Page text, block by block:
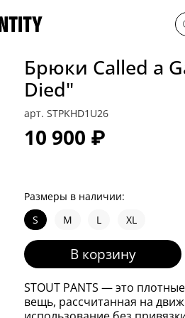
арт. STPKHD1U26
Брюки Called a
Died"
10 900 ₽
В корзину
Размеры в наличии:
S
M L XL
STOUT PANTS — это
вещь, рассчитанная на